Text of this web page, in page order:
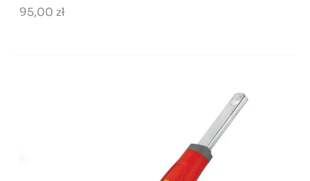
95,00 zł